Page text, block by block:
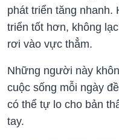
phát triển tăng
triển tốt hơn, không
rơi vào vực thẳm.
Những người này
cuộc sống mỗi ngày
có thể tự lo cho bản
tay.